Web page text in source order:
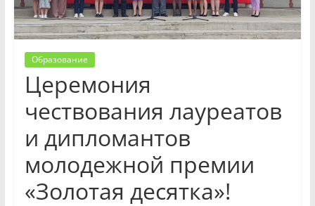
Образование
Церемония
чествования лауреатов
и дипломантов
молодежной премии
«Золотая десятка»!